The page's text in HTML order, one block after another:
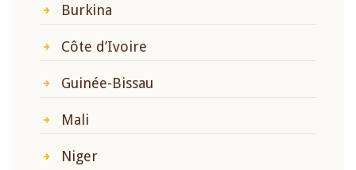
Burkina
Côte d’Ivoire
Guinée-Bissau
Mali
Niger